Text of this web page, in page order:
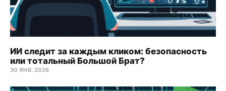
ИИ следит за каждым кликом: безопасность
или тотальный Большой Брат?
30 ЯНВ. 2026